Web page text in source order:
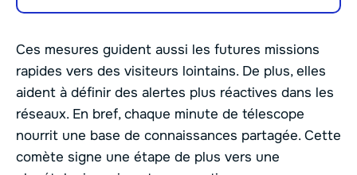
Ces mesures guident aussi les futures missions
rapides vers des visiteurs lointains. De plus, elles
aident à définir des alertes plus réactives dans les
réseaux. En bref, chaque minute de télescope
nourrit une base de connaissances partagée. Cette
comète signe une étape de plus vers une